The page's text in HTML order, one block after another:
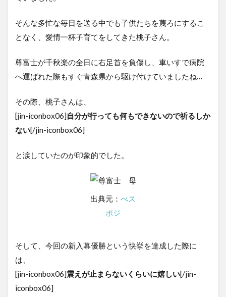
そんな多忙な毎日を送る中でも子供たちを蔑ろにするこ
となく、愛情一杯子育てをしてきた桃子さん。
尊富士が千秋楽の全日に右足首を負傷し、車いすで病院
へ運ばれた際もすぐ青森県から駆け付けていましたね…
その際、桃子さんは、
[jin-iconbox06]自分が行っても何もできないので祈るしか
ない[/jin-iconbox06]
と涙していたのが印象的でした。
出典元： べス
ポジ
そして、今回の新入幕優勝という快挙を達成した際に
は、
[jin-iconbox06]震えが止まらないくらいに嬉しい[/jin-
iconbox06]